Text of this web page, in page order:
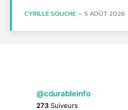
CYRILLE SOUCHE - 5 AOÛT 2026
@cdurableinfo
273 Suiveurs